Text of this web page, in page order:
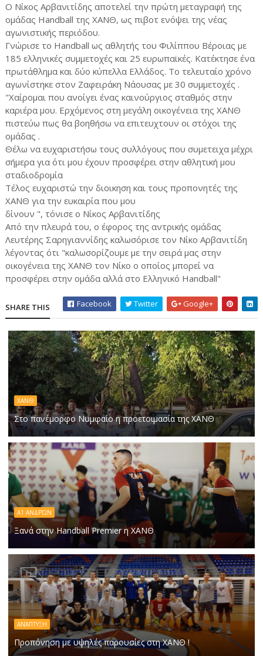
Ο Nίκος Αρβανιτίδης αποτελεί την πρώτη μεταγραφή της
ομάδας Handball της ΧΑΝΘ, ως πιβοτ ενόψει της νέας
αγωνιστικής περιόδου.
Γνώρισε το Handball ως αθλητής του Φιλίππου Βέροιας με
185 ελληνικές συμμετοχές και 25 ευρωπαϊκές. Κατέκτησε ένα
πρωτάθλημα και δύο κύπελλα Ελλάδος. Το τελευταίο χρόνο
αγωνίστηκε στον Ζαφειράκη Νάουσας με 30 συμμετοχές .
"Χαίρομαι που ανοίγει ένας καινούργιος σταθμός στην
καριέρα μου. Ερχόμενος στη μεγάλη οικογένεια της ΧΑΝΘ
πιστεύω πως θα βοηθήσω να επιτευχτουν οι στόχοι της
ομάδας .
Θέλω να ευχαριστήσω τους συλλόγους που συμετειχα μέχρι
σήμερα για ότι μου έχουν προσφέρει στην αθλητική μου
σταδιοδρομία
Τέλος ευχαριστώ την διοικηση και τους προπονητές της
ΧΑΝΘ για την ευκαιρία που μου
δίνουν ", τόνισε ο Nίκος Αρβανιτίδης
Από την πλευρά του, ο έφορος της αντρικής ομάδας
Λευτέρης Σαρηγιαννίδης καλωσόρισε τον Νίκο Αρβανιτίδη
λέγοντας ότι "καλωσορίζουμε με την σειρά μας στην
οικογένεια της ΧΑΝΘ τον Νίκο ο οποίος μπορεί να
προσφέρει στην ομάδα αλλά στο Ελληνικό Handball"
SHARE THIS Facebook Twitter Google+
ΧΑΝΘ
Στο πανέμορφο Νυμφαίο η προετοιμασία της ΧΑΝΘ
Α1 ΑΝΔΡΏΝ
Ξανά στην Handball Premier η ΧΑΝΘ
ΑΝΆΠΤΥΞΗ
Προπόνηση με υψηλές παρουσίες στη ΧΑΝΘ !